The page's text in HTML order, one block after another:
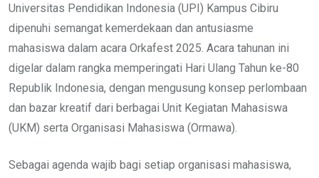
Universitas Pendidikan Indonesia (UPI) Kampus Cibiru
dipenuhi semangat kemerdekaan dan antusiasme
mahasiswa dalam acara Orkafest 2025. Acara tahunan ini
digelar dalam rangka memperingati Hari Ulang Tahun ke-80
Republik Indonesia, dengan mengusung konsep perlombaan
dan bazar kreatif dari berbagai Unit Kegiatan Mahasiswa
(UKM) serta Organisasi Mahasiswa (Ormawa).
Sebagai agenda wajib bagi setiap organisasi mahasiswa,